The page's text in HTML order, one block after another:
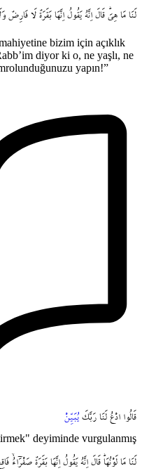
لَنَا مَا هِيَۜ قَالَ اِنَّهُ يَقُولُ اِنَّهَا بَقَرَةٌ لَا فَارِضٌ
bizim için açıklık
diyor ki o, ne yaşlı, ne
yapın!”
قَالُوا ادْعُ لَنَا رَبَّكَ يُبَيِّنْ
deyiminde vurgulanmış
لَنَا مَا لَوْنُهَاۜ قَالَ اِنَّهُ يَقُولُ اِنَّهَا بَقَرَةٌ صَفْرَٓاءُۙ